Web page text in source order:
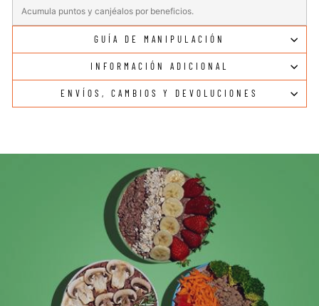
Acumula puntos y canjéalos por beneficios.
GUÍA DE MANIPULACIÓN
INFORMACIÓN ADICIONAL
ENVÍOS, CAMBIOS Y DEVOLUCIONES